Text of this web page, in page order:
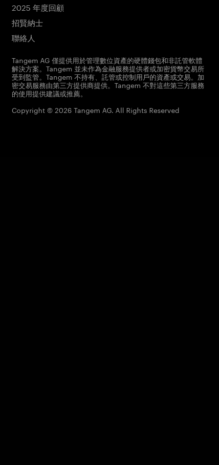
2025 年度回顧
招賢納士
聯絡人
Tangem AG 僅提供用於管理數位資產的硬體錢包和非託管軟體
解決方案。Tangem 並未作為金融服務提供者或加密貨幣交易所
受到監管。Tangem 不持有、託管或控制用戶的資產或交易。加
密交易服務由第三方提供商提供。Tangem 不對這些第三方服務
的使用提供建議或推薦。